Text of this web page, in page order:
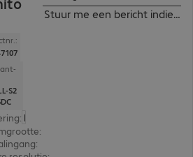
S2
: Europa
:
:
Stuur me een bericht indien